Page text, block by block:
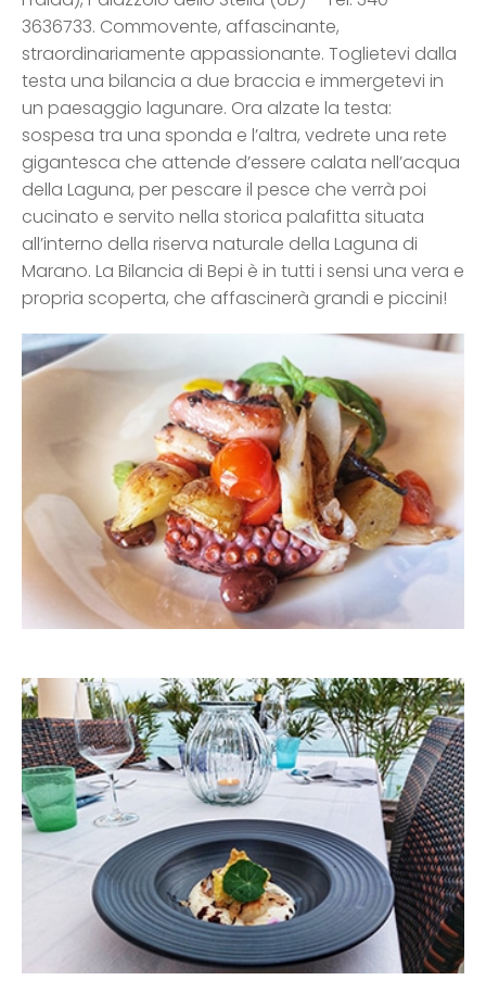
3636733. Commovente, affascinante,
straordinariamente appassionante. Toglietevi dalla
testa una bilancia a due braccia e immergetevi in
un paesaggio lagunare. Ora alzate la testa:
sospesa tra una sponda e l’altra, vedrete una rete
gigantesca che attende d’essere calata nell’acqua
della Laguna, per pescare il pesce che verrà poi
cucinato e servito nella storica palafitta situata
all’interno della riserva naturale della Laguna di
Marano. La Bilancia di Bepi è in tutti i sensi una vera e
propria scoperta, che affascinerà grandi e piccini!